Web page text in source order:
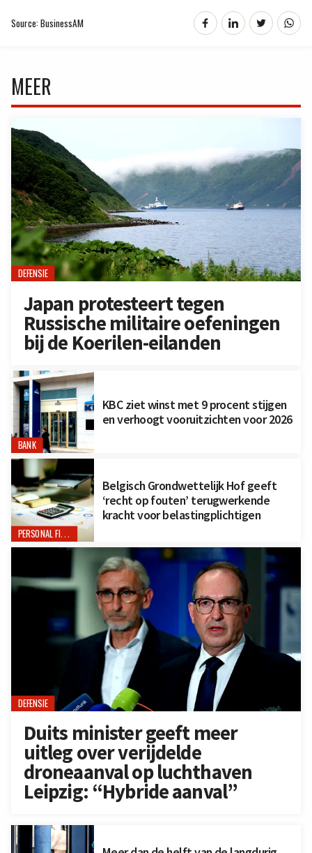
Source: BusinessAM
MEER
DEFENSIE
Japan protesteert tegen
Russische militaire oefeningen
bij de Koerilen-eilanden
BANK
KBC ziet winst met 9 procent stijgen
en verhoogt vooruitzichten voor 2026
PERSONAL FINANCE
Belgisch Grondwettelijk Hof geeft
‘recht op fouten’ terugwerkende
kracht voor belastingplichtigen
DEFENSIE
Duits minister geeft meer
uitleg over verijdelde
droneaanval op luchthaven
Leipzig: “Hybride aanval”